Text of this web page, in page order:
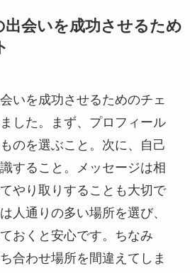
出会いを成功させるため
いを成功させるためのチェ
した。まず、プロフィール
のを選ぶこと。次に、自己
すること。メッセージは相
やり取りすることも大切で
人通りの多い場所を選び、
おくと安心です。ちなみ
合わせ場所を間違えてしま